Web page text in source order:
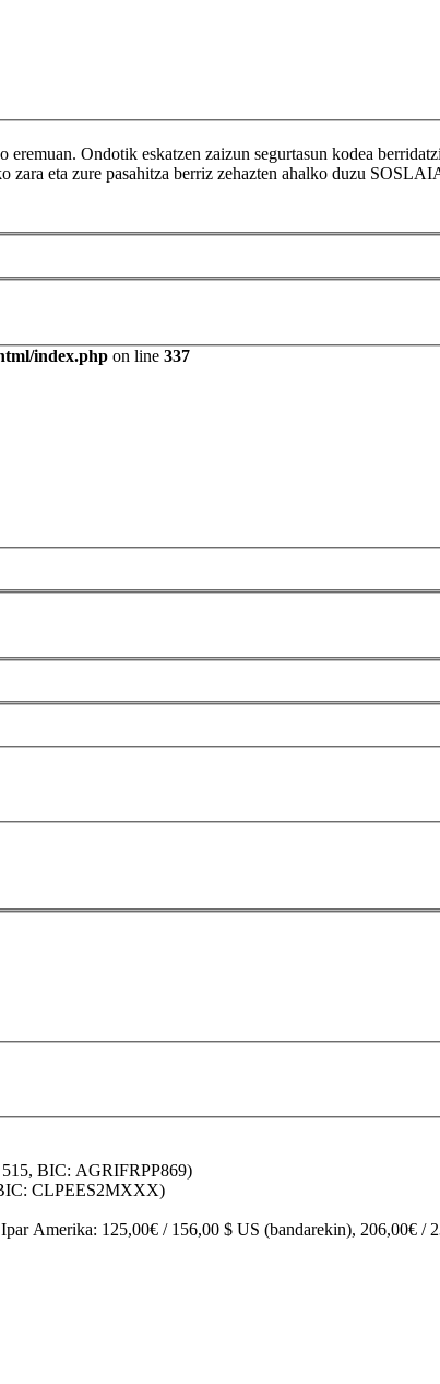
eremuan. Ondotik eskatzen zaizun segurtasun kodea
eta zure pasahitza berriz zehazten ahalko duzu
index.php on line 337
BIC: AGRIFRPP869)
CLPEES2MXXX)
Ipar Amerika: 125,00€ / 156,00 $ US (bandarekin), 206,00€ /